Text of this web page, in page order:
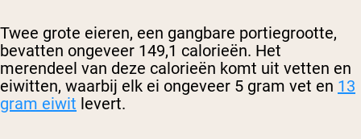
Twee grote eieren, een gangbare portiegrootte,
bevatten ongeveer 149,1 calorieën. Het
merendeel van deze calorieën komt uit vetten en
eiwitten, waarbij elk ei ongeveer 5 gram vet en 13
gram eiwit levert.